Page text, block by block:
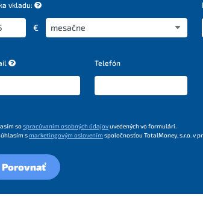
vkladu:
€
Telefón
sospracúvaním osobných údajovuvedených vo formulári.
smarketingovým oslovením spoločnosťou TotalMoney, s.r.o. v
Porovnať